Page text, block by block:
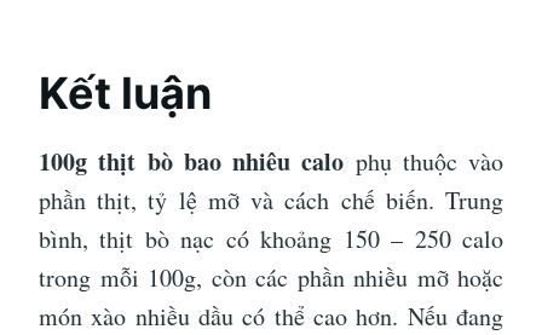
Kết luận
100g thịt bò bao nhiêu calo phụ thuộc vào
phần thịt, tỷ lệ mỡ và cách chế biến. Trung
bình, thịt bò nạc có khoảng 150 – 250 calo
trong mỗi 100g, còn các phần nhiều mỡ hoặc
món xào nhiều dầu có thể cao hơn. Nếu đang